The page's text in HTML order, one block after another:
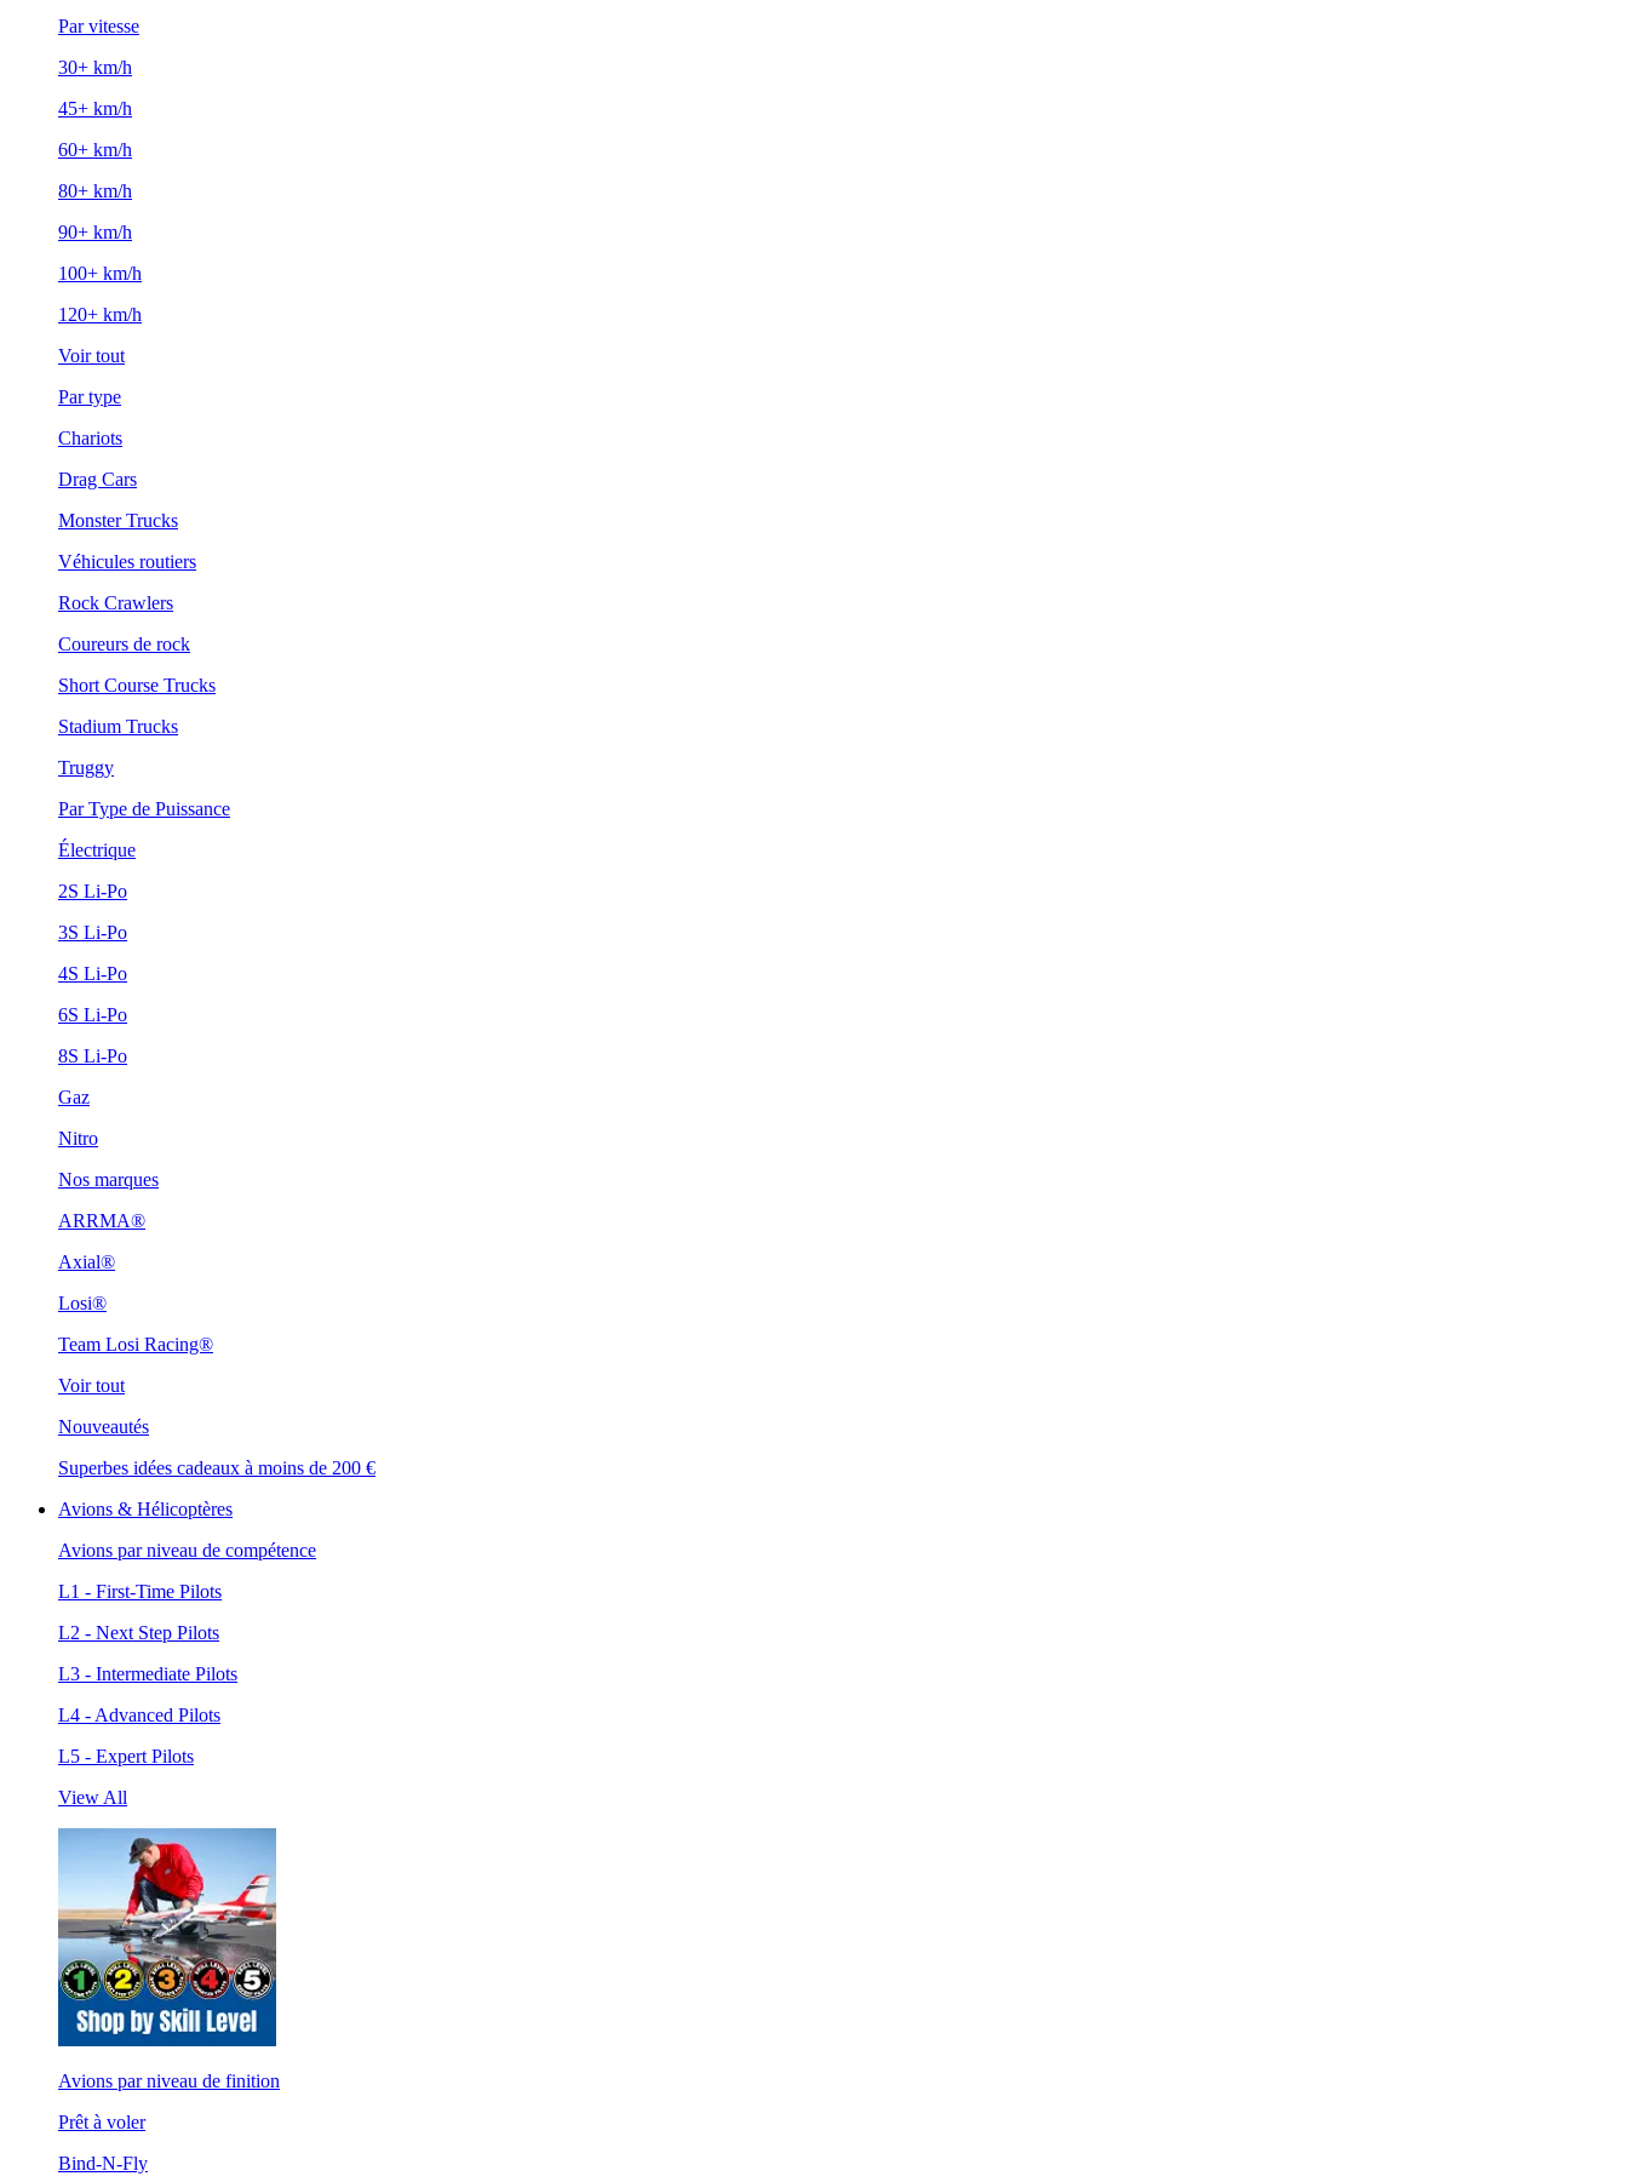
Par vitesse
30+ km/h
45+ km/h
60+ km/h
80+ km/h
90+ km/h
100+ km/h
120+ km/h
Voir tout
Par type
Chariots
Drag Cars
Monster Trucks
Véhicules routiers
Rock Crawlers
Coureurs de rock
Short Course Trucks
Stadium Trucks
Truggy
Par Type de Puissance
Électrique
2S Li-Po
3S Li-Po
4S Li-Po
6S Li-Po
8S Li-Po
Gaz
Nitro
Nos marques
ARRMA®
Axial®
Losi®
Team Losi Racing®
Voir tout
Nouveautés
Superbes idées cadeaux à moins de 200 €
Avions & Hélicoptères
Avions par niveau de compétence
L1 - First-Time Pilots
L2 - Next Step Pilots
L3 - Intermediate Pilots
L4 - Advanced Pilots
L5 - Expert Pilots
View All
Avions par niveau de finition
Prêt à voler
Bind-N-Fly